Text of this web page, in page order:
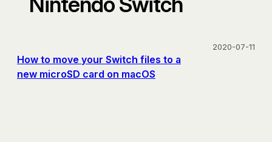
How to move your Switch files to a
new microSD card on macOS
2020-07-11